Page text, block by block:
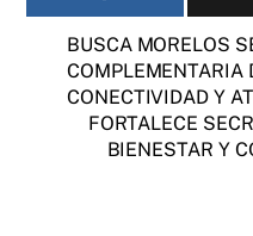
BUSCA MORELOS
COMPLEMENTARIA
CONECTIVIDAD Y
FORTALECE
BIENESTAR Y